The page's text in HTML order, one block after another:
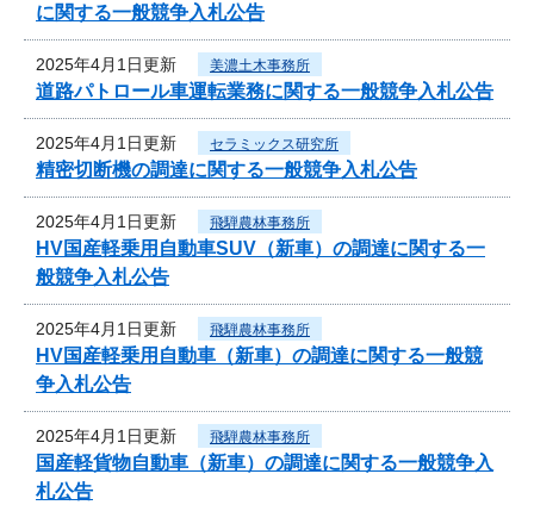
に関する一般競争入札公告
2025年4月1日更新 美濃土木事務所
道路パトロール車運転業務に関する一般競争入札公告
2025年4月1日更新 セラミックス研究所
精密切断機の調達に関する一般競争入札公告
2025年4月1日更新 飛騨農林事務所
HV国産軽乗用自動車SUV（新車）の調達に関する一
般競争入札公告
2025年4月1日更新 飛騨農林事務所
HV国産軽乗用自動車（新車）の調達に関する一般競
争入札公告
2025年4月1日更新 飛騨農林事務所
国産軽貨物自動車（新車）の調達に関する一般競争入
札公告